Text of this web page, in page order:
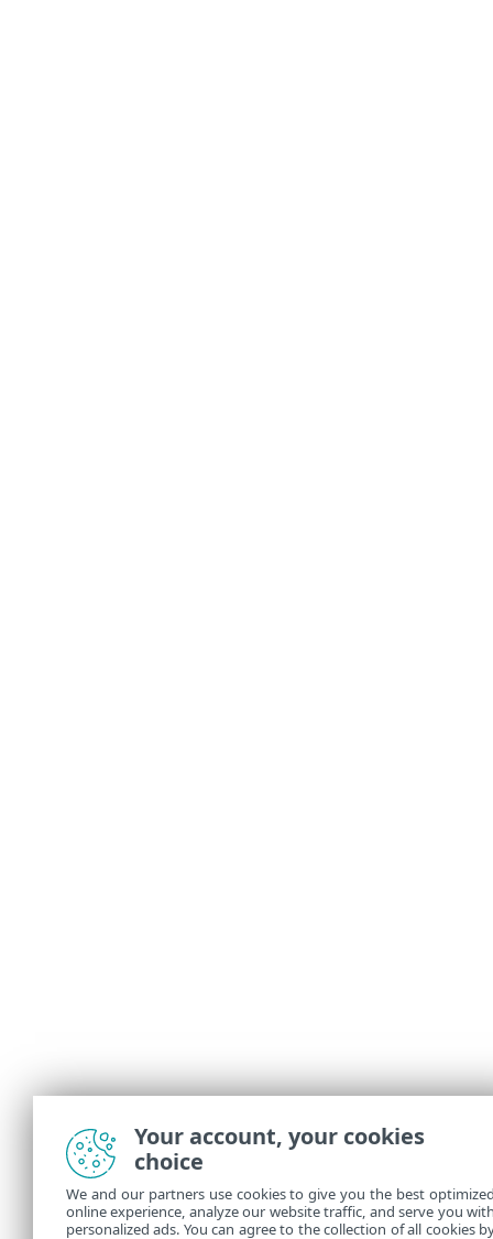
Your account, your cookies
choice
We and our partners use cookies to give you the best
online experience, analyze our website traffic, and serve you
personalized ads. You can agree to the collection of all cookies